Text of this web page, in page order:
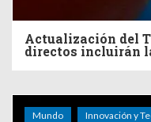
Actualización del
directos incluirán
Mundo Innovación y